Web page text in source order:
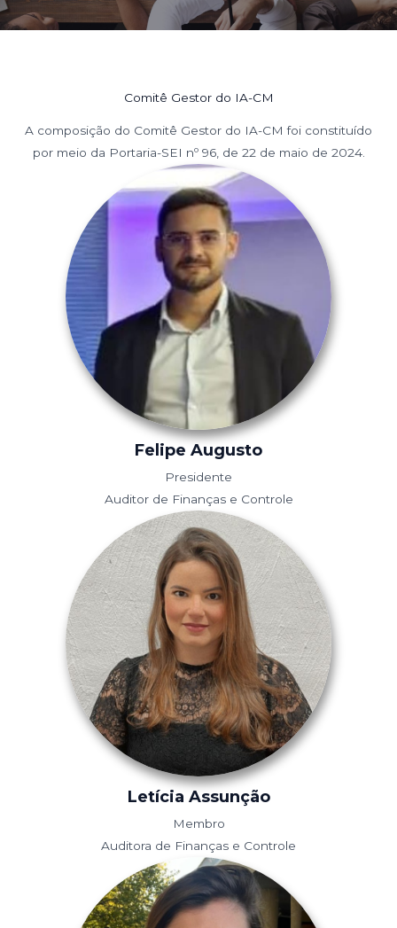
Comitê Gestor do IA-CM
A composição do Comitê Gestor do IA-CM foi constituído
por meio da Portaria-SEI nº 96, de 22 de maio de 2024.
Felipe Augusto
Presidente
Auditor de Finanças e Controle
Letícia Assunção
Membro
Auditora de Finanças e Controle